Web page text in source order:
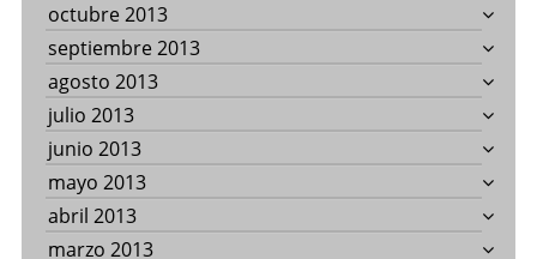
octubre 2013
septiembre 2013
agosto 2013
julio 2013
junio 2013
mayo 2013
abril 2013
marzo 2013